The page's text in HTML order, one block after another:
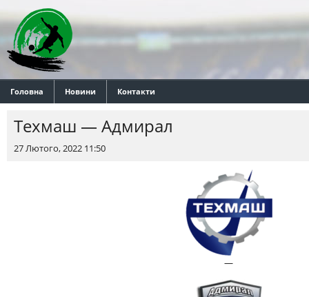
Головна Новини Контакти
Техмаш — Адмирал
27 Лютого, 2022 11:50
—